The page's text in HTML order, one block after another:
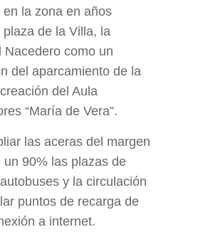
la zona en años
de la Villa, la
Nacedero como un
del aparcamiento de la
del Aula
“María de Vera”.
las aceras del margen
90% las plazas de
y la circulación
puntos de recarga de
a internet.